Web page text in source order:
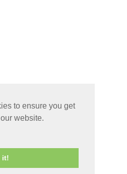
to ensure you get
website.
it!